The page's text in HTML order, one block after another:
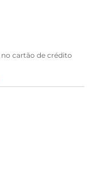
no cartão de crédito